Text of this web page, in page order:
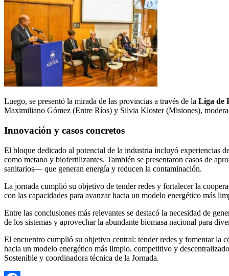
Luego, se presentó la mirada de las provincias a través de la Liga de
Maximiliano Gómez (Entre Ríos) y Silvia Kloster (Misiones),
Innovación y casos concretos
El bloque dedicado al potencial de la industria incluyó experiencias
como metano y biofertilizantes. También se presentaron casos de
sanitarios— que generan energía y reducen la contaminación.
La jornada cumplió su objetivo de tender redes y fortalecer la
con las capacidades para avanzar hacia un modelo energético más
Entre las conclusiones más relevantes se destacó la necesidad de
de los sistemas y aprovechar la abundante biomasa nacional para
El encuentro cumplió su objetivo central: tender redes y fomentar la
hacia un modelo energético más limpio, competitivo y
Sostenible y coordinadora técnica de la Jornada.